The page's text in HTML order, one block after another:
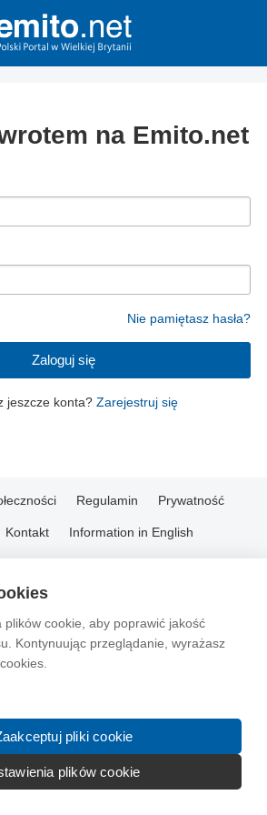
plików cookie, aby poprawić jakość
Kontynuując przeglądanie, wyrażasz
pliki cookie
plików cookie
na Emito.net
Nie pamiętasz hasła?
Zaloguj się
jeszcze konta? Zarejestruj się
Regulamin Prywatność
Kontakt Information in English